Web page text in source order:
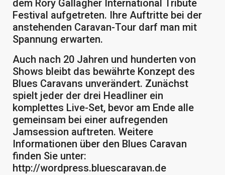
dem Rory Gallagher International Tribute
Festival aufgetreten. Ihre Auftritte bei der
anstehenden Caravan-Tour darf man mit
Spannung erwarten.
Auch nach 20 Jahren und hunderten von
Shows bleibt das bewährte Konzept des
Blues Caravans unverändert. Zunächst
spielt jeder der drei Headliner ein
komplettes Live-Set, bevor am Ende alle
gemeinsam bei einer aufregenden
Jamsession auftreten. Weitere
Informationen über den Blues Caravan
finden Sie unter:
http://wordpress.bluescaravan.de